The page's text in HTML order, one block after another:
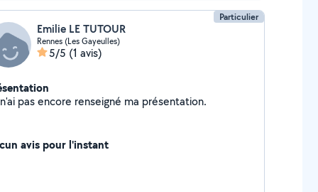
Particulier
Emilie LE TUTOUR
Rennes (Les Gayeulles)
5/5 (1 avis)
Je n'ai pas encore renseigné ma présentation.
avis pour l'instant